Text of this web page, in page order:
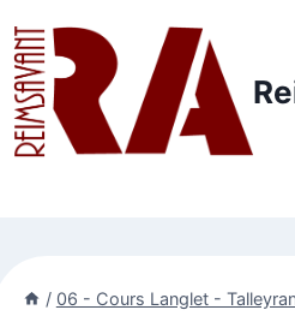
au
contenu
/ 06 - Cours Langlet -